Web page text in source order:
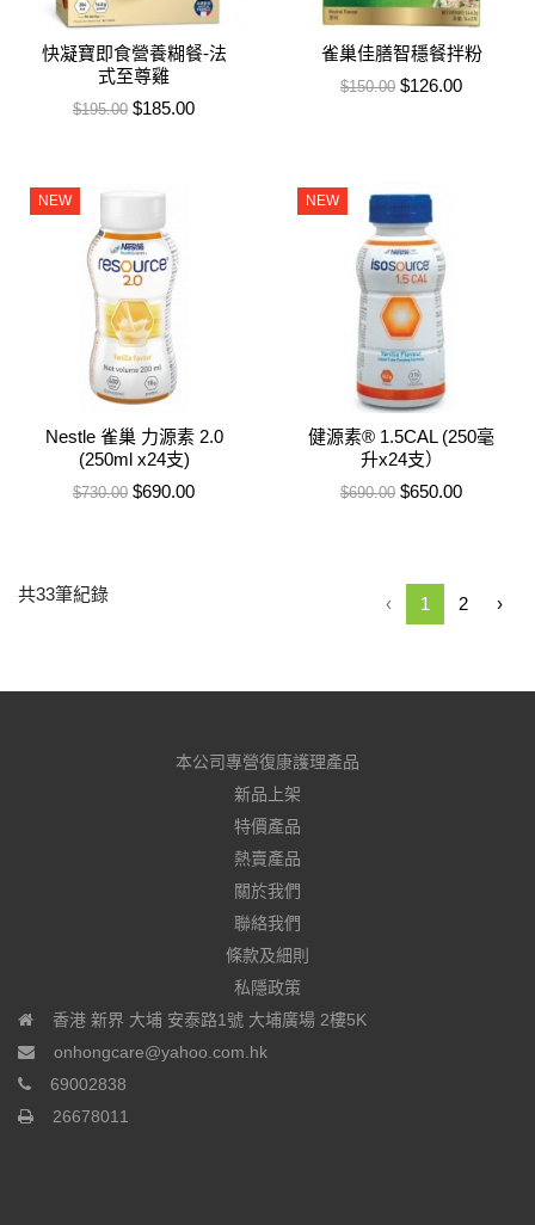
快凝寶即食營養糊餐‑法
式至尊雞
售價
$195.00 特價
$185.00
雀巢佳膳智穩餐拌粉
售價
$150.00 特價
$126.00
NEW
Nestle 雀巢 力源素 2.0
(250ml x24支)
售價
$730.00 特價
$690.00
NEW
健源素® 1.5CAL (250毫
升x24支）
售價
$690.00 特價
$650.00
共33筆紀錄 ‹ 1 2 ›
本公司專營復康護理產品
新品上架
特價產品
熱賣產品
關於我們
聯絡我們
條款及細則
私隱政策
香港 新界 大埔 安泰路1號 大埔廣場 2樓5K
onhongcare@yahoo.com.hk
69002838
26678011